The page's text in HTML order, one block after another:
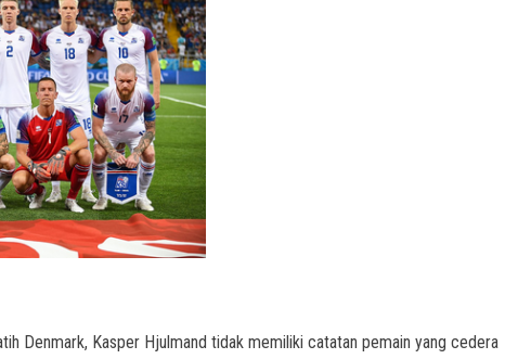
Denmark, Kasper Hjulmand tidak memiliki catatan pemain yang cedera